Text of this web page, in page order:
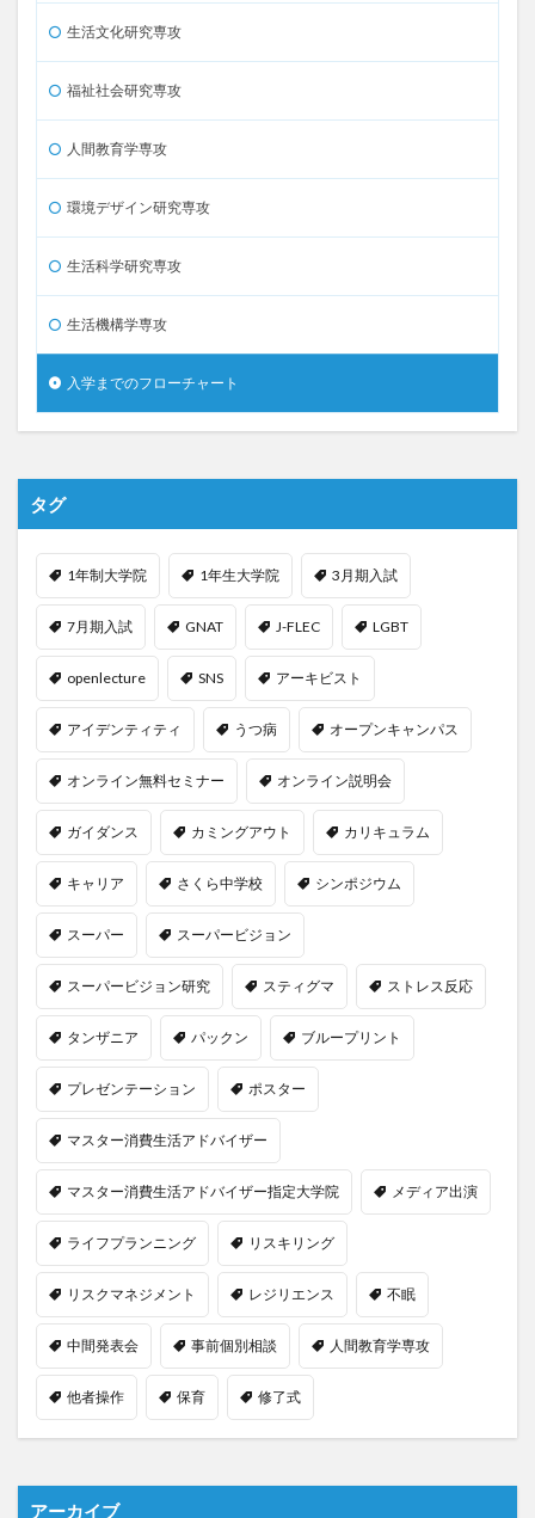
生活文化研究専攻
福祉社会研究専攻
人間教育学専攻
環境デザイン研究専攻
生活科学研究専攻
生活機構学専攻
入学までのフローチャート
タグ
1年制大学院 1年生大学院 3月期入試
7月期入試 GNAT J-FLEC LGBT
openlecture SNS アーキビスト
アイデンティティ うつ病 オープンキャンパス
オンライン無料セミナー オンライン説明会
ガイダンス カミングアウト カリキュラム
キャリア さくら中学校 シンポジウム
スーパー スーパービジョン
スーパービジョン研究 スティグマ ストレス反応
タンザニア パックン ブループリント
プレゼンテーション ポスター
マスター消費生活アドバイザー
マスター消費生活アドバイザー指定大学院 メディア出演
ライフプランニング リスキリング
リスクマネジメント レジリエンス 不眠
中間発表会 事前個別相談 人間教育学専攻
他者操作 保育 修了式
アーカイブ